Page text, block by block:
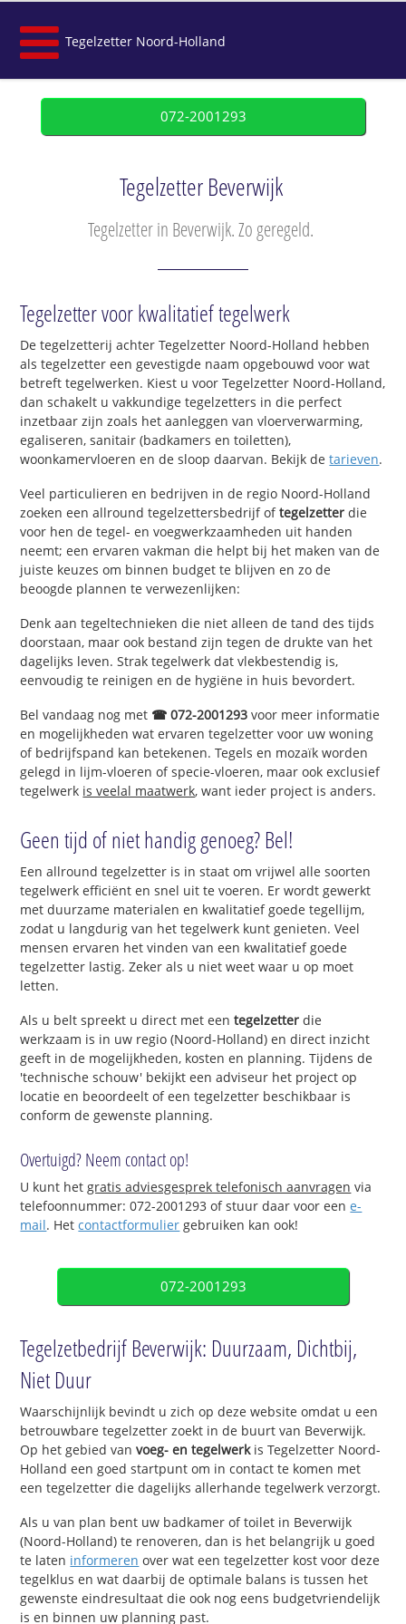
Tegelzetter Noord-Holland
072-2001293
Tegelzetter Beverwijk
Tegelzetter in Beverwijk. Zo geregeld.
Tegelzetter voor kwalitatief tegelwerk
De tegelzetterij achter Tegelzetter Noord-Holland hebben
als tegelzetter een gevestigde naam opgebouwd voor wat
betreft tegelwerken. Kiest u voor Tegelzetter Noord-Holland,
dan schakelt u vakkundige tegelzetters in die perfect
inzetbaar zijn zoals het aanleggen van vloerverwarming,
egaliseren, sanitair (badkamers en toiletten),
woonkamervloeren en de sloop daarvan. Bekijk detarieven.
Veel particulieren en bedrijven in de regio Noord-Holland
zoeken een allround tegelzettersbedrijf oftegelzetter die
voor hen de tegel- en voegwerkzaamheden uit handen
neemt; een ervaren vakman die helpt bij het maken van de
juiste keuzes om binnen budget te blijven en zo de
beoogde plannen te verwezenlijken:
Denk aan tegeltechnieken die niet alleen de tand des tijds
doorstaan, maar ook bestand zijn tegen de drukte van het
dagelijks leven. Strak tegelwerk dat vlekbestendig is,
eenvoudig te reinigen en de hygiëne in huis bevordert.
Bel vandaag nog met ☎ 072-2001293 voor meer informatie
en mogelijkheden wat ervaren tegelzetter voor uw woning
of bedrijfspand kan betekenen. Tegels en mozaïk worden
gelegd in lijm-vloeren of specie-vloeren, maar ook exclusief
tegelwerk is veelal maatwerk, want ieder project is anders.
Geen tijd of niet handig genoeg? Bel!
Een allround tegelzetter is in staat om vrijwel alle soorten
tegelwerk efficiënt en snel uit te voeren. Er wordt gewerkt
met duurzame materialen en kwalitatief goede tegellijm,
zodat u langdurig van het tegelwerk kunt genieten. Veel
mensen ervaren het vinden van een kwalitatief goede
tegelzetter lastig. Zeker als u niet weet waar u op moet
letten.
Als u belt spreekt u direct met eentegelzetter die
werkzaam is in uw regio (Noord-Holland) en direct inzicht
geeft in de mogelijkheden, kosten en planning. Tijdens de
'technische schouw' bekijkt een adviseur het project op
locatie en beoordeelt of een tegelzetter beschikbaar is
conform de gewenste planning.
Overtuigd? Neem contact op!
U kunt hetgratis adviesgesprek telefonisch aanvragen via
telefoonnummer: 072-2001293 of stuur daar voor eene-
mail. Hetcontactformulier gebruiken kan ook!
072-2001293
Tegelzetbedrijf Beverwijk: Duurzaam, Dichtbij,
Niet Duur
Waarschijnlijk bevindt u zich op deze website omdat u een
betrouwbare tegelzetter zoekt in de buurt van Beverwijk.
Op het gebied van voeg- en tegelwerkis Tegelzetter Noord-
Holland een goed startpunt om in contact te komen met
een tegelzetter die dagelijks allerhande tegelwerk verzorgt.
Als u van plan bent uw badkamer of toilet in Beverwijk
(Noord-Holland) te renoveren, dan is het belangrijk u goed
te laten informeren over wat een tegelzetter kost voor deze
tegelklus en wat daarbij de optimale balans is tussen het
gewenste eindresultaat die ook nog eens budgetvriendelijk
is en binnen uw planning past.